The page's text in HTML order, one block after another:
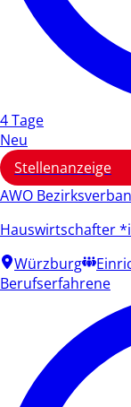
4 Tage
Neu
Stellenanzeige
AWO
Hauswirtschafter
Würzburg
Berufserfahrene